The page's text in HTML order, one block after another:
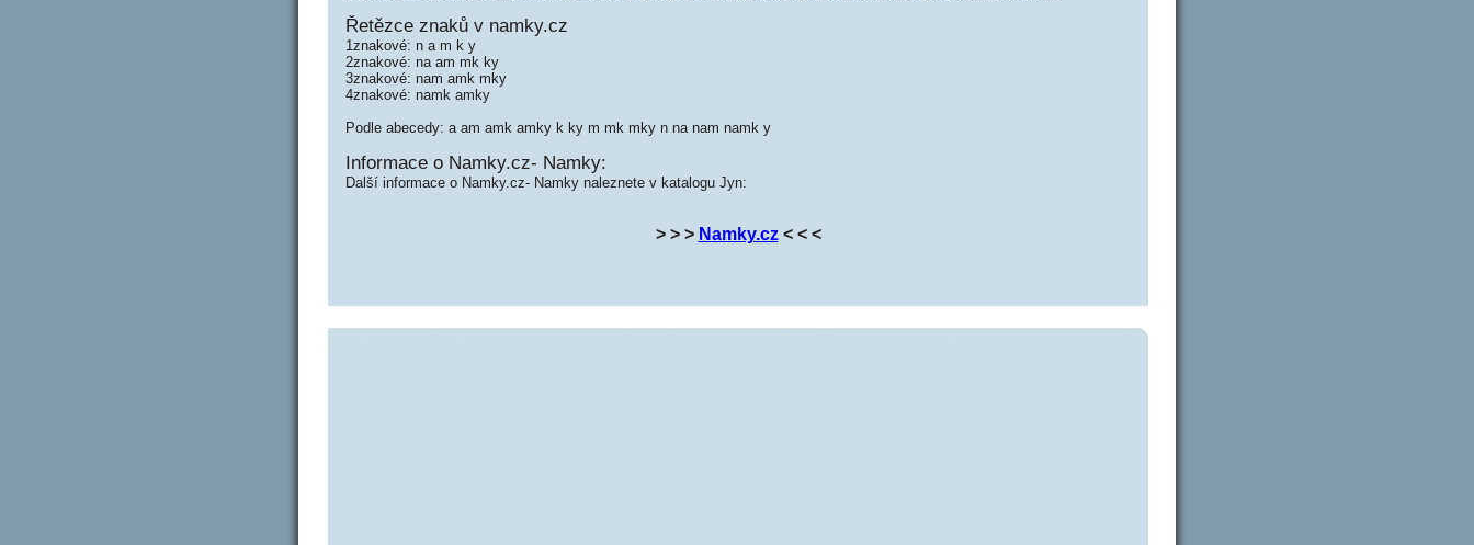
Řetězce znaků v namky.cz
1znakové: n a m k y
2znakové: na am mk ky
3znakové: nam amk mky
4znakové: namk amky
Podle abecedy: a am amk amky k ky m mk mky n na nam namk y
Informace o Namky.cz- Namky:
Další informace o Namky.cz- Namky naleznete v katalogu Jyn:
> > > Namky.cz< < <